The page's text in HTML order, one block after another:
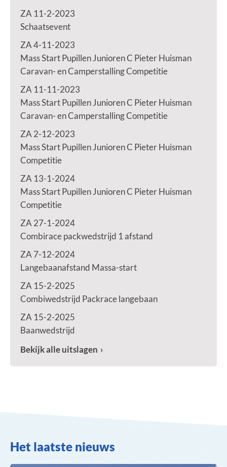
ZA 11-2-2023
Schaatsevent
ZA 4-11-2023
Mass Start Pupillen Junioren C Pieter Huisman
Caravan- en Camperstalling Competitie
ZA 11-11-2023
Mass Start Pupillen Junioren C Pieter Huisman
Caravan- en Camperstalling Competitie
ZA 2-12-2023
Mass Start Pupillen Junioren C Pieter Huisman
Competitie
ZA 13-1-2024
Mass Start Pupillen Junioren C Pieter Huisman
Competitie
ZA 27-1-2024
Combirace packwedstrijd 1 afstand
ZA 7-12-2024
Langebaanafstand Massa-start
ZA 15-2-2025
Combiwedstrijd Packrace langebaan
ZA 15-2-2025
Baanwedstrijd
Bekijk alle uitslagen
Het laatste nieuws